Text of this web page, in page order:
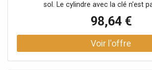
sol. Le cylindre avec la clé n'est
98,64 €